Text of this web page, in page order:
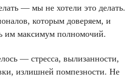
— мы не хотели это делать.
которым доверяем, и
им максимум полномочий.
— стресса, вылизанности,
излишней помпезности. Не